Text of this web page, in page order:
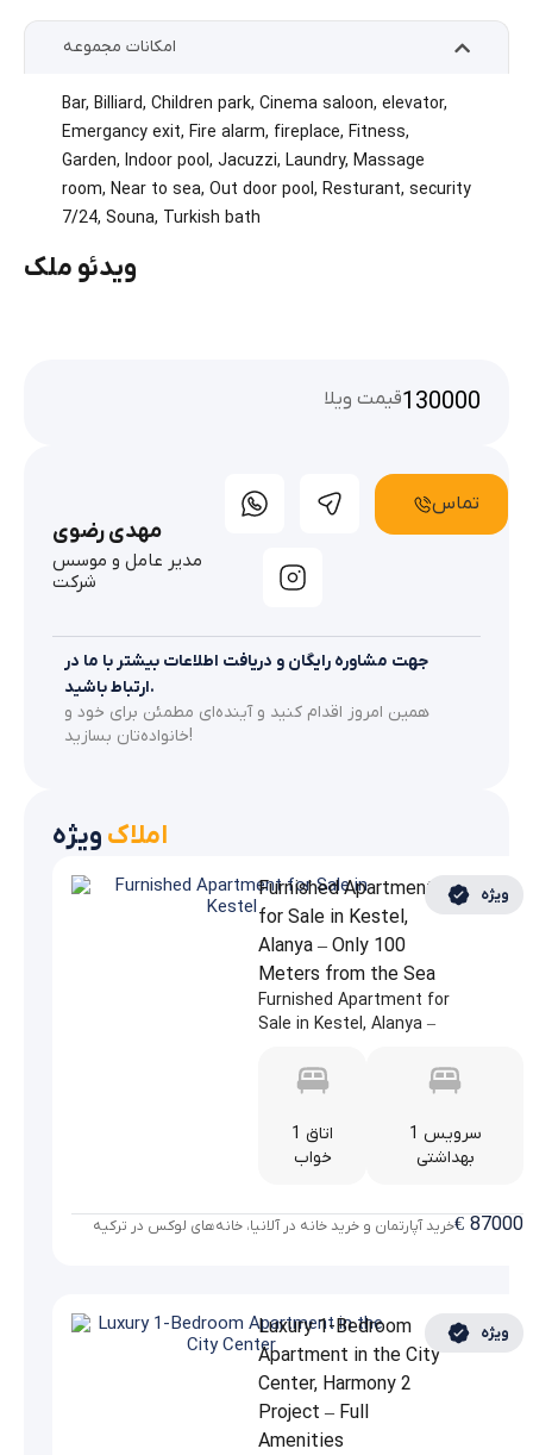
امکانات مجموعه
Bar, Billiard, Children park, Cinema saloon, elevator,
Emergancy exit, Fire alarm, fireplace, Fitness,
Garden, Indoor pool, Jacuzzi, Laundry, Massage
room, Near to sea, Out door pool, Resturant, security
7/24, Souna, Turkish bath
ویدئو ملک
130000قیمت ویلا
تماس
مهدی رضوی
مدیر عامل و موسس
شرکت
جهت مشاوره رایگان و دریافت اطلاعات بیشتر با ما در
ارتباط باشید.
همین امروز اقدام کنید و آینده‌ای مطمئن برای خود و
خانواده‌تان بسازید!
املاک ویژه
Furnished Apartment
for Sale in Kestel,
Alanya – Only 100
Meters from the Sea
Furnished Apartment for
Sale in Kestel, Alanya –
1 اتاق
خواب
1 سرویس
بهداشتی
ویژه
€ 87000 خرید آپارتمان و خرید خانه در آلانیا، خانه‌های لوکس در ترکیه
Luxury 1-Bedroom
Apartment in the City
Center, Harmony 2
Project – Full
Amenities
ویژه